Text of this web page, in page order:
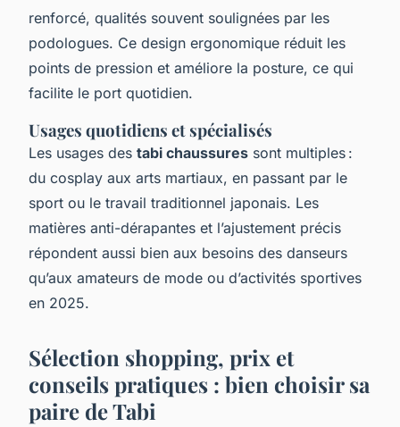
renforcé, qualités souvent soulignées par les
podologues. Ce design ergonomique réduit les
points de pression et améliore la posture, ce qui
facilite le port quotidien.
Usages quotidiens et spécialisés
Les usages des tabi chaussures sont multiples :
du cosplay aux arts martiaux, en passant par le
sport ou le travail traditionnel japonais. Les
matières anti-dérapantes et l’ajustement précis
répondent aussi bien aux besoins des danseurs
qu’aux amateurs de mode ou d’activités sportives
en 2025.
Sélection shopping, prix et
conseils pratiques : bien choisir sa
paire de Tabi